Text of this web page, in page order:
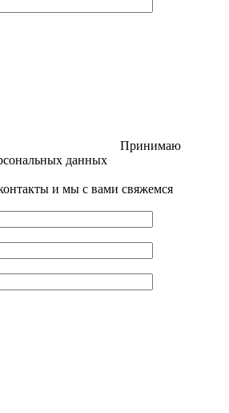
Принимаю
данных
и мы с вами свяжемся